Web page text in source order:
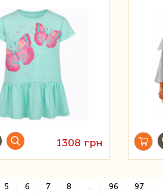
1308 грн
5 6 7 8 ... 96 97